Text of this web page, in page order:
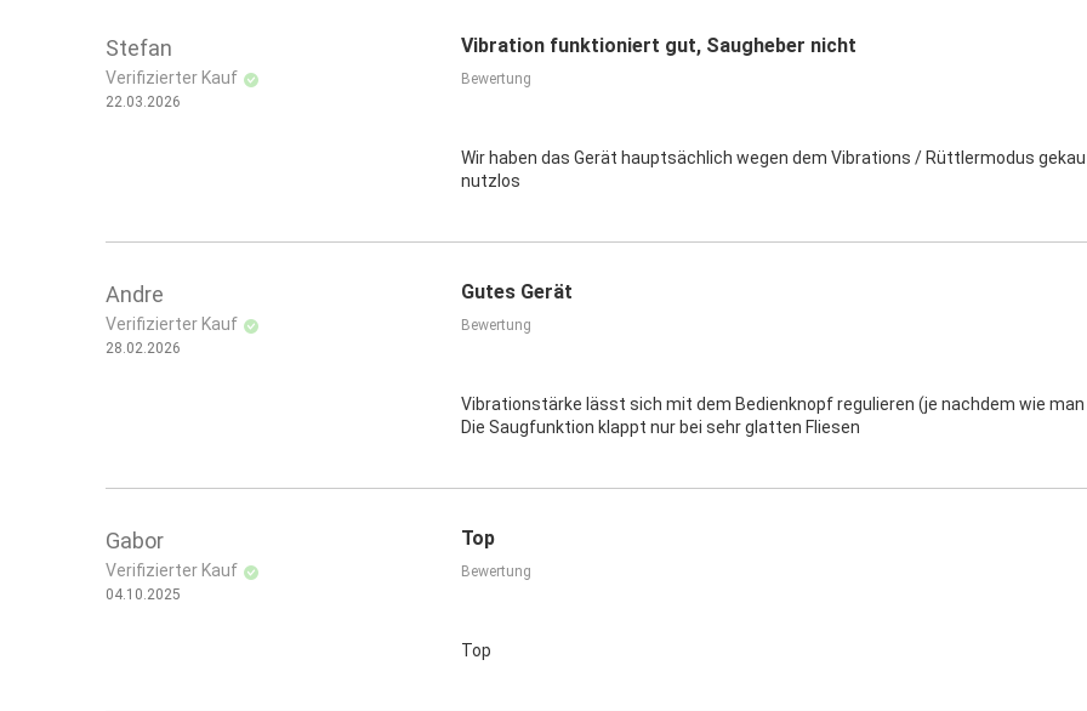
Stefan
Verifizierter Kauf
22.03.2026
Vibration funktioniert gut, Saugheber nicht
Bewertung
Wir haben das Gerät hauptsächlich wegen dem Vibrations / Rüttlermodus
nutzlos
Andre
Verifizierter Kauf
28.02.2026
Gutes Gerät
Bewertung
Vibrationstärke lässt sich mit dem Bedienknopf regulieren (je nachdem wie
Die Saugfunktion klappt nur bei sehr glatten Fliesen
Gabor
Verifizierter Kauf
04.10.2025
Top
Bewertung
Top